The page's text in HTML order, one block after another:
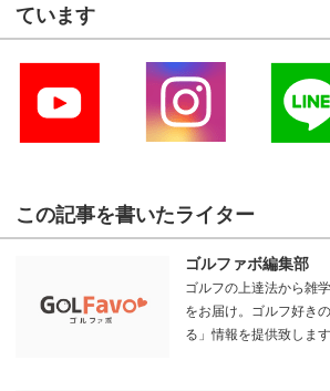
ています
この記事を書いたライター
ゴルファボ編集部
ゴルフの上達法から雑
をお届け。ゴルフ好き
る」情報を提供致します